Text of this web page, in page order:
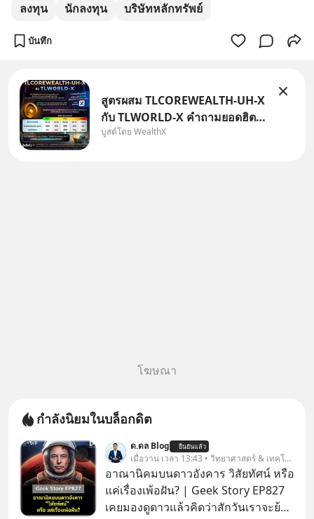
ลงทุน นักลงทุน บริษัทหลักทรัพย์
บันทึก
สูตรผสม TLCOREWEALTH-UH-X
กับ TLWORLD-X คำถามยอดฮิตที่
คนใช้ WealthX ถามเข้ามา
บูสต์โดย WealthX
โฆษณา
กำลังนิยมในบล็อกดิต
ด.ดล Blog ยืนยันแล้ว
เมื่อวาน เวลา 13:43 • วิทยาศาสตร์ & เทคโนโลยี
อาณานิคมบนดาวอังคาร วิสัยทัศน์ หรือ
แค่เรื่องเพ้อฝัน? | Geek Story EP827
เคยมองดูดาวแล้วคิดว่าสักวันเราจะย้าย